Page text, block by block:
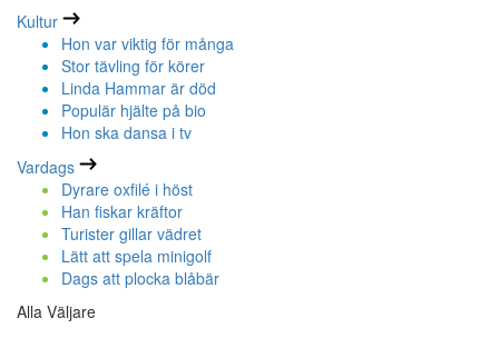
Kultur
Hon var viktig för många
Stor tävling för körer
Linda Hammar är död
Populär hjälte på bio
Hon ska dansa i tv
Vardags
Dyrare oxfilé i höst
Han fiskar kräftor
Turister gillar vädret
Lätt att spela minigolf
Dags att plocka blåbär
Alla Väljare